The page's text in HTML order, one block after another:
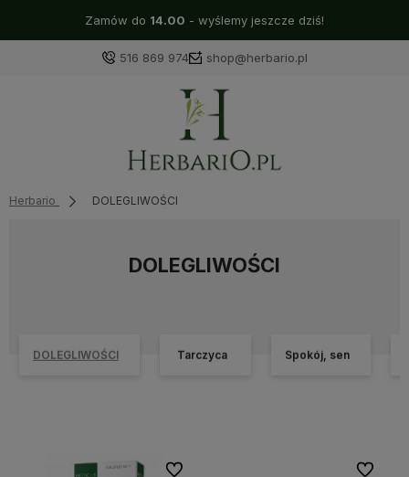
Zamów do 14.00 - wyślemy jeszcze dziś!
516 869 974 shop@herbario.pl
Herbario DOLEGLIWOŚCI
DOLEGLIWOŚCI
DOLEGLIWOŚCI Tarczyca Spokój, sen
Do ulubionych Do